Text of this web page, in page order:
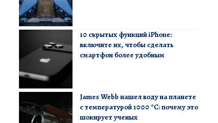
10 скрытых функций iPhone:
включите их, чтобы сделать
смартфон более удобным
James Webb нашел воду на планете
с температурой 1000 °C: почему это
шокирует ученых